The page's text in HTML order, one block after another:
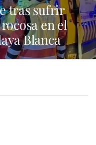
tras sufrir
en el
Blanca